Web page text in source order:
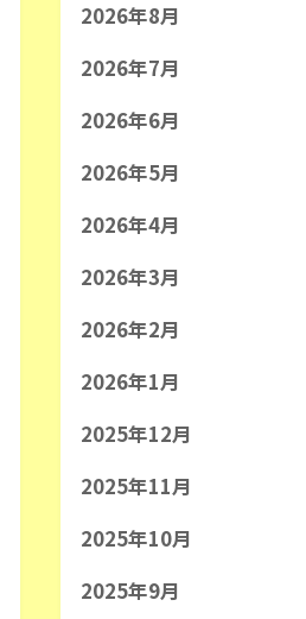
2026年8月
2026年7月
2026年6月
2026年5月
2026年4月
2026年3月
2026年2月
2026年1月
2025年12月
2025年11月
2025年10月
2025年9月